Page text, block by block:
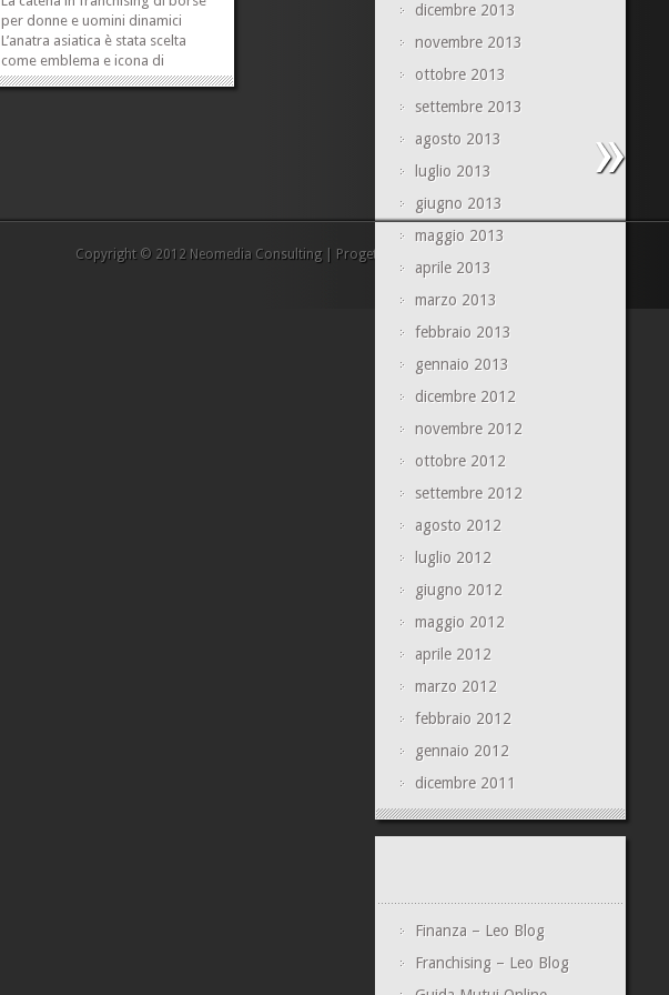
per donne e uomini dinamici
L’anatra asiatica è stata scelta
come emblema e icona di
Mandarina Duck, marchio
dicembre 2013
novembre 2013
ottobre 2013
settembre 2013
agosto 2013
luglio 2013
giugno 2013
maggio 2013
aprile 2013
marzo 2013
febbraio 2013
gennaio 2013
dicembre 2012
novembre 2012
ottobre 2012
settembre 2012
agosto 2012
luglio 2012
giugno 2012
maggio 2012
aprile 2012
marzo 2012
febbraio 2012
gennaio 2012
dicembre 2011
Finanza – Leo Blog
Franchising – Leo Blog
Copyright © 2012 Neomedia Consulting | Progetto realizzato da Neomedia s.r.l